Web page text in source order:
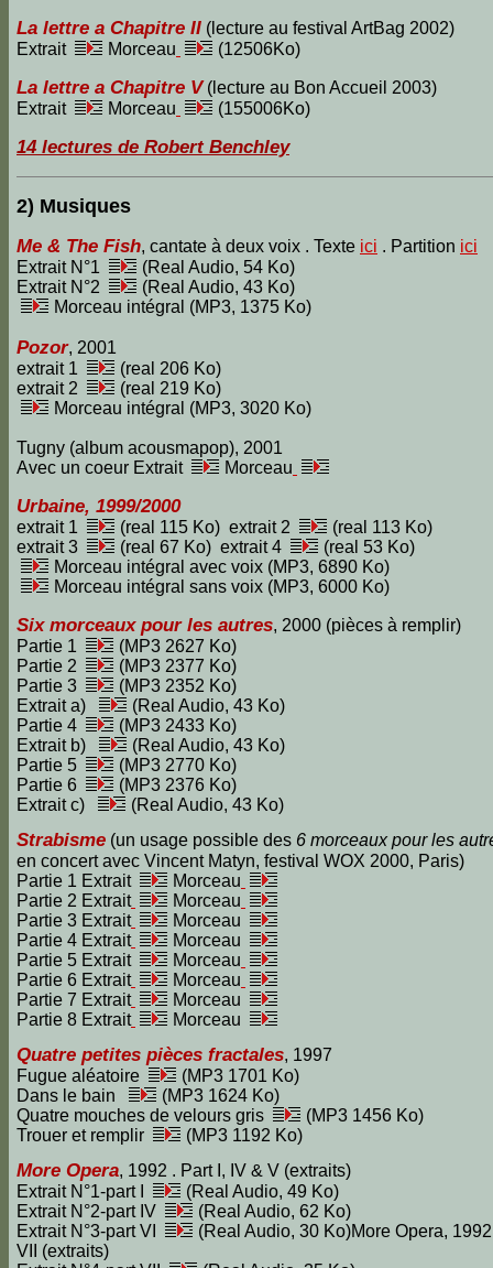
La lettre a Chapitre II (lecture au festival ArtBag 2002)
Extrait
Morceau (12506Ko)
La lettre a Chapitre V(lecture au Bon Accueil 2003)
Extrait
Morceau (155006Ko)
14 lectures de Robert Benchley
2) Musiques
Me & The Fish, cantate à deux voix . Texte ici . Partition ici
Extrait N°1
(Real Audio, 54 Ko)
Extrait N°2
(Real Audio, 43 Ko)
Morceau intégral (MP3, 1375 Ko)
Pozor, 2001
extrait 1
(real 206 Ko)
extrait 2
(real 219 Ko)
Morceau intégral (MP3, 3020 Ko)
Tugny (album acousmapop), 2001
Avec un coeur Extrait
Morceau
Urbaine, 1999/2000
extrait 1 (real 115 Ko) extrait 2
(real 113 Ko)
extrait 3
(real 67 Ko) extrait 4
(real 53 Ko)
Morceau intégral avec voix (MP3, 6890 Ko)
Morceau intégral sans voix (MP3, 6000 Ko)
Six morceaux pour les autres, 2000 (pièces à remplir)
Partie 1
(MP3 2627 Ko)
Partie 2
(MP3 2377 Ko)
Partie 3
(MP3 2352 Ko)
Extrait a)
(Real Audio, 43 Ko)
Partie 4
(MP3 2433 Ko)
Extrait b)
(Real Audio, 43 Ko)
Partie 5
(MP3 2770 Ko)
Partie 6
(MP3 2376 Ko)
Extrait c)
(Real Audio, 43 Ko)
Strabisme (un usage possible des 6 morceaux pour les
en concert avec Vincent Matyn, festival WOX 2000, Paris)
Partie 1 Extrait
Morceau
Partie 2 Extrait
Morceau
Partie 3 Extrait
Morceau
Partie 4 Extrait
Morceau
Partie 5 Extrait
Morceau
Partie 6 Extrait
Morceau
Partie 7 Extrait
Morceau
Partie 8 Extrait
Morceau
Quatre petites pièces fractales, 1997
Fugue aléatoire
(MP3 1701 Ko)
Dans le bain
(MP3 1624 Ko)
Quatre mouches de velours gris
(MP3 1456 Ko)
Trouer et remplir
(MP3 1192 Ko)
More Opera, 1992 . Part I, IV & V (extraits)
Extrait N°1-part I
(Real Audio, 49 Ko)
Extrait N°2-part IV
(Real Audio, 62 Ko)
Extrait N°3-part VI
(Real Audio, 30 Ko)More Opera,
VII (extraits)